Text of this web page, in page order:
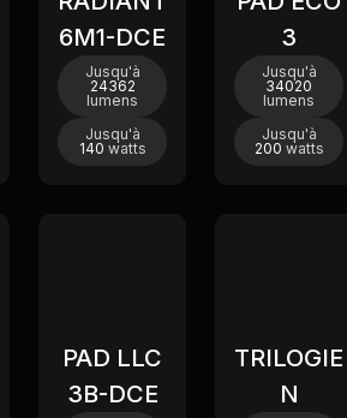
6M1-DCE
Jusqu'à
24362
lumens
Jusqu'à
140 watts
3
Jusqu'à
34020
lumens
Jusqu'à
200 watts
PAD LLC
3B-DCE
TRILOGIE
N